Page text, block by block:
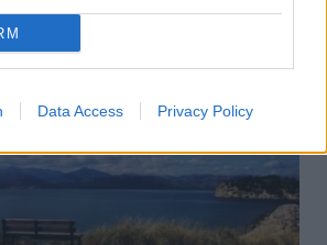
Data Access Privacy Policy